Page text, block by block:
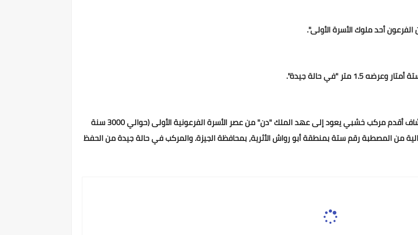
أحد ملوك الأسرة الأولى".
متر "في حالة جيدة".
وقد أعلن وزير الدولة لشئون الآثار في مصر عن إكتشاف أقدم مركب خشبي يعود إلى عهد الملك "دن" من عصر الأسرة الفرعونية الأولى (حوالي 3000 سنة
من المصطبة رقم ستة بمنطقة أبو رواش الأثرية، بمحافظة الجيزة. والمركب في حالة جيدة من الحفظ